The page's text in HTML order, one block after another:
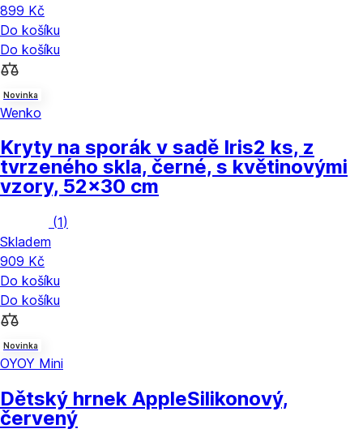
899 Kč
Do košíku
Do košíku
Novinka
Wenko
Kryty na sporák v sadě Iris2 ks, z
tvrzeného skla, černé, s květinovými
vzory, 52x30 cm
(1)
Skladem
909 Kč
Do košíku
Do košíku
Novinka
OYOY Mini
Dětský hrnek AppleSilikonový,
červený